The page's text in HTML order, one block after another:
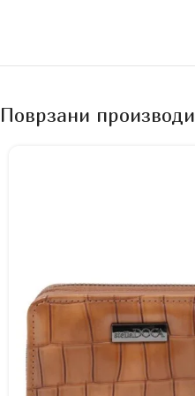
Поврзани производи